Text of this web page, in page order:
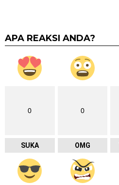
APA REAKSI ANDA?
0
SUKA
0
OMG